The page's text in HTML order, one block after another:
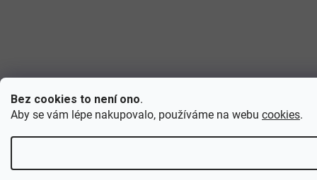
Bez cookies to není ono.
Aby se vám lépe nakupovalo, používáme na webu cookies.